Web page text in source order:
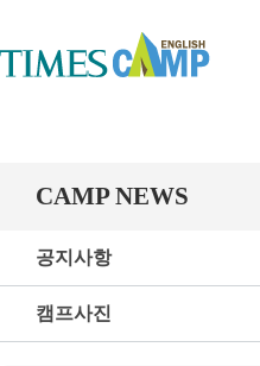
CAMP NEWS
공지사항
캠프사진